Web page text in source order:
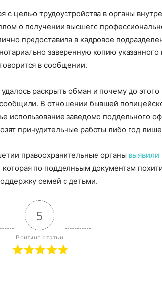
с целью трудоустройства в органы
о получении высшего
предоставила в кадровое
заверенную копию
в сообщении.
раскрыть обман и почему до этого
В отношении бывшей
использование заведомо поддельного
принудительные работы либо год
правоохранительные органы выявили
которая по подделньым документам
семей с детьми.
5
Рейтинг статьи